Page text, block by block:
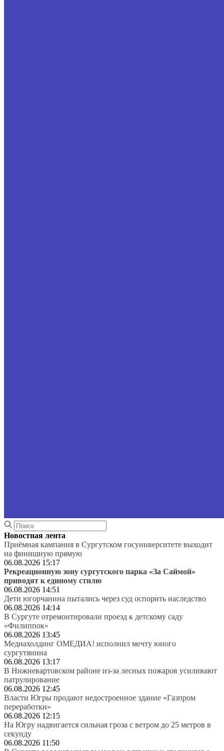
Новостная лента
Приёмная кампания в Сургутском госуниверситете выходит
на финишную прямую
06.08.2026 15:17
Рекреационную зону сургутского парка «За Саймой»
приводят к единому стилю
06.08.2026 14:51
Дети югорчанина пытались через суд оспорить наследство
06.08.2026 14:14
В Сургуте отремонтировали проезд к детскому саду
«Филиппок»
06.08.2026 13:45
Медиахолдинг ОМЕДИА! исполнил мечту юного
сургутянина
06.08.2026 13:17
В Нижневартовском районе из-за лесных пожаров усиливают
патрулирование
06.08.2026 12:45
Власти Югры продают недостроенное здание «Газпром
переработки»
06.08.2026 12:15
На Югру надвигается сильная гроза с ветром до 25 метров в
секунду
06.08.2026 11:50